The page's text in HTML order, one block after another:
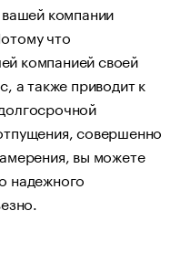
компании
что
компанией своей
а также приводит к
совершенно
вы можете
надежного